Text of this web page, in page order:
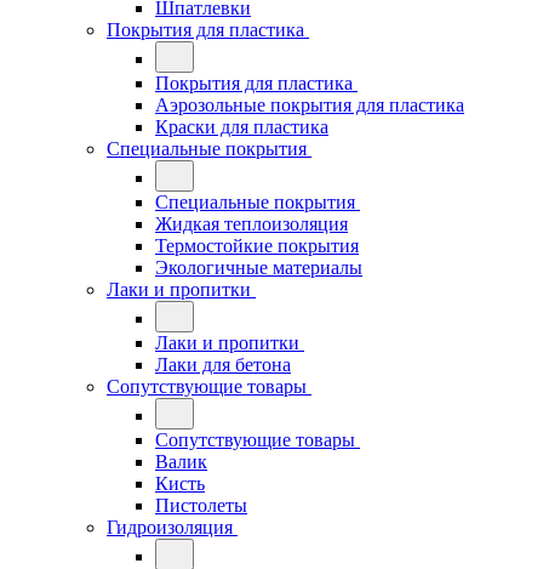
Шпатлевки
Покрытия для пластика
Покрытия для пластика
Аэрозольные покрытия для пластика
Краски для пластика
Специальные покрытия
Специальные покрытия
Жидкая теплоизоляция
Термостойкие покрытия
Экологичные материалы
Лаки и пропитки
Лаки и пропитки
Лаки для бетона
Сопутствующие товары
Сопутствующие товары
Валик
Кисть
Пистолеты
Гидроизоляция